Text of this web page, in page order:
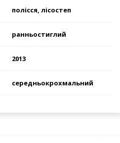
полісся, лісостеп
ранньостиглий
2013
середньокрохмальний